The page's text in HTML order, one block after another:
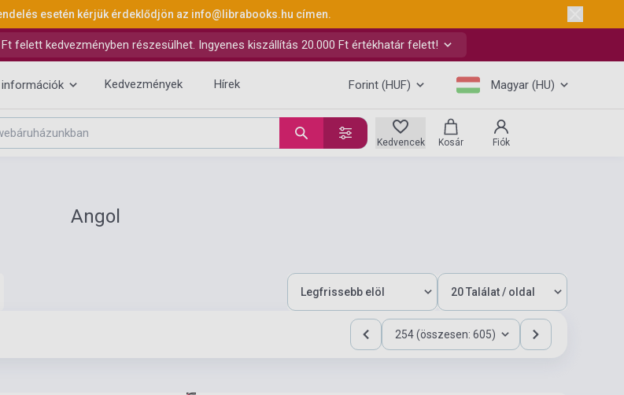
esetén kérjük érdeklődjön az info@librabooks.hu címen.
felett kedvezményben részesülhet. Ingyenes kiszállítás 20.000 Ft értékhatár felett!
Kedvezmények Hírek Forint (HUF) Magyar (HU)
Kedvencek Kosár Fiók
Angol
254 (összesen: 605)